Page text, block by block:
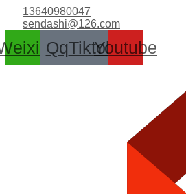
容
13640980047
sendashi@126.com
QqTiktokYoutube